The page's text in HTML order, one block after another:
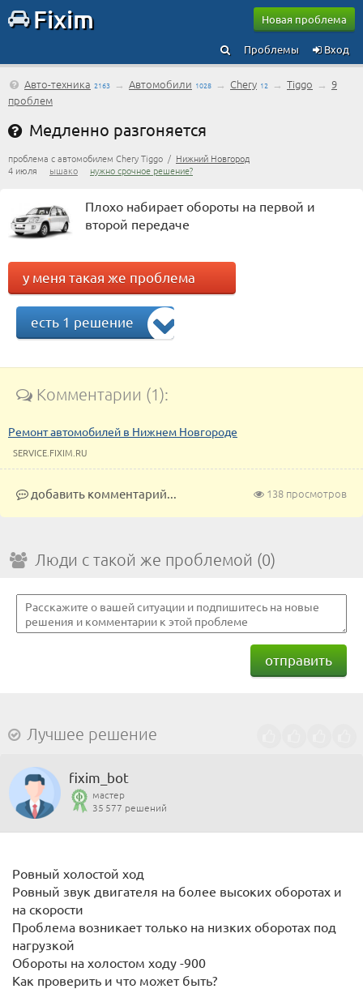
Fixim Новая проблема
Вход
Проблемы
Авто-техника 2163 → Автомобили 1028 → Chery 12 → Tiggo → 9
проблем
Медленно разгоняется
проблема с автомобилем Chery Tiggo / Нижний Новгород
4 июля ышако нужно срочное решение?
Плохо набирает обороты на первой и
второй передаче
у меня такая же проблема
есть 1 решение
Комментарии (1):
Ремонт автомобилей в Нижнем Новгороде
SERVICE.FIXIM.RU
138 просмотров
добавить комментарий...
Люди с такой же проблемой (0)
отправить
Лучшее решение
fixim_bot
мастер
35 577 решений
Ровный холостой ход
Ровный звук двигателя на более высоких оборотах и
на скорости
Проблема возникает только на низких оборотах под
нагрузкой
Обороты на холостом ходу -900
Как проверить и что может быть?